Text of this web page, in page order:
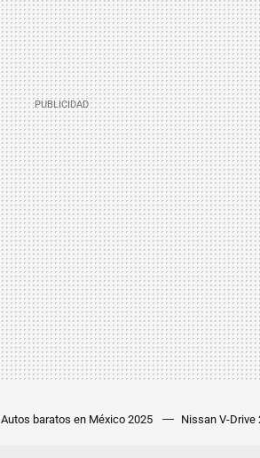
Autos baratos en México 2025 Nissan V-Drive